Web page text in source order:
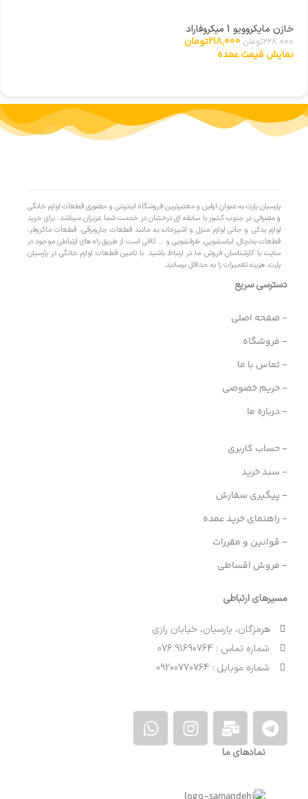
خازن مایکروویو 1 میکروفاراد
228,000تومان 218,000تومان
نمایش قیمت عمده
پارسیان پارت به عنوان اولین و معتبرترین فروشگاه اینترنتی و حضوری قطعات لوازم خانگی
و مصرفی در جنوب کشور با سابقه ای درخشان در خدمت شما عزیزان میباشد. برای خرید
لوازم یدکی و جانی لوازم منزل و آشپزخانه به مانند قطعات جاروبرقی، قطعات ماکروفر،
قطعات یخچال، لباسشویی، ظرفشویی و … کافی است از طریق راه های ارتباطی موجود در
سایت با کارشناسان فروش ما در ارتباط باشید. با تامین قطعات لوازم خانگی در پارسیان
پارت، هزینه تعمیرات را به حداقل برسانید.
دسترسی سریع
- صفحه اصلی
- فروشگاه
- تماس با ما
- حریم خصوصی
- درباره ما
- حساب کاربری
- سبد خرید
- پیگیری سفارش
- راهنمای خرید عمده
- قوانین و مقررات
- فروش اقساطی
مسیرهای ارتباطی
هرمزگان، پارسیان، خیابان رازی
شماره تماس : 91690764 076
شماره موبایل : 09200770764
نمادهای ما